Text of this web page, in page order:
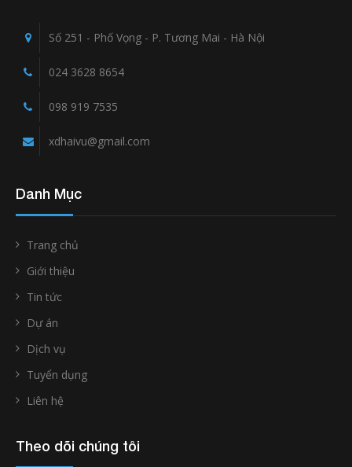
Số 251 - Phố Vọng - P. Tương Mai - Hà Nội
024 3628 8654
098 919 7535
xdhaivu@gmail.com
Danh Mục
Trang chủ
Giới thiệu
Tin tức
Dự án
Dịch vụ
Tuyển dụng
Liên hệ
Theo dõi chúng tôi